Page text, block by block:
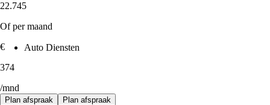
Auto Diensten
22.745
Of per maand
€
374
/mnd
Plan afspraak Plan afspraak